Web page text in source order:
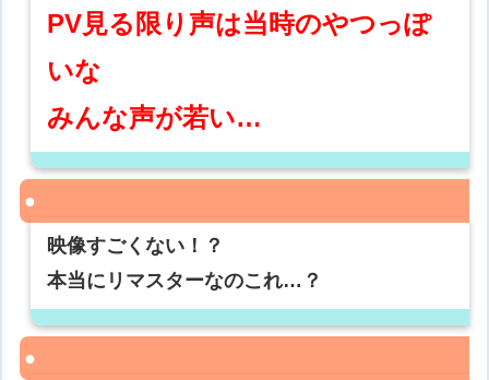
PV見る限り声は当時のやつっぽ
いな
みんな声が若い…
映像すごくない！？
本当にリマスターなのこれ…？